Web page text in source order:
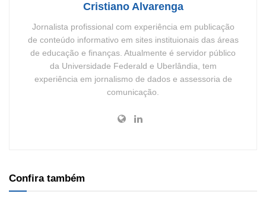
Cristiano Alvarenga
Jornalista profissional com experiência em publicação
de conteúdo informativo em sites instituionais das áreas
de educação e finanças. Atualmente é servidor público
da Universidade Federald e Uberlândia, tem
experiência em jornalismo de dados e assessoria de
comunicação.
Confira também